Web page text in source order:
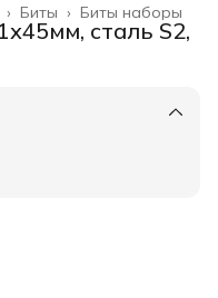
Биты наборы
Биты ›
›
сталь S2,